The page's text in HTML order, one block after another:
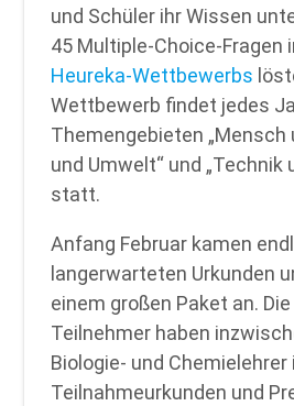
und Schüler ihr Wissen
45 Multiple-Choice-Fragen
Heureka-Wettbewerbs
Wettbewerb findet jedes
Themengebieten „Mensch
und Umwelt“ und
statt.
Anfang Februar kamen
langerwarteten Urkunden
einem großen Paket an.
Teilnehmer haben
Biologie- und Chemielehrer
Teilnahmeurkunden und